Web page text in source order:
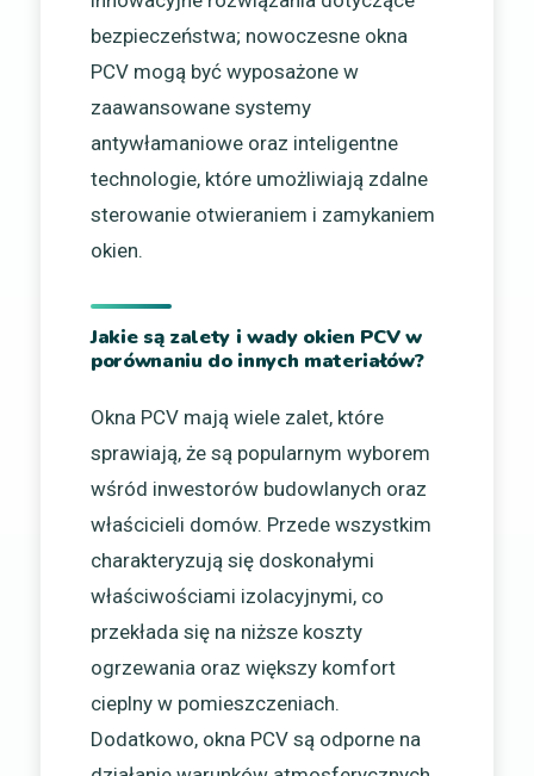
bezpieczeństwa; nowoczesne okna
PCV mogą być wyposażone w
zaawansowane systemy
antywłamaniowe oraz inteligentne
technologie, które umożliwiają zdalne
sterowanie otwieraniem i zamykaniem
okien.
Jakie są zalety i wady okien PCV w
porównaniu do innych materiałów?
Okna PCV mają wiele zalet, które
sprawiają, że są popularnym wyborem
wśród inwestorów budowlanych oraz
właścicieli domów. Przede wszystkim
charakteryzują się doskonałymi
właściwościami izolacyjnymi, co
przekłada się na niższe koszty
ogrzewania oraz większy komfort
cieplny w pomieszczeniach.
Dodatkowo, okna PCV są odporne na